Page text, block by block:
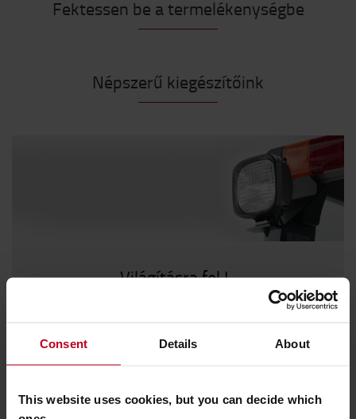
Consent Details About
This website uses cookies, but you can decide which
Fektessen be a termelékenységbe
Népszerű kiegészítőink
Világításra fel !
Legyen biztonságban és maradjon látható minden
Fedezze fel kínálatunkat